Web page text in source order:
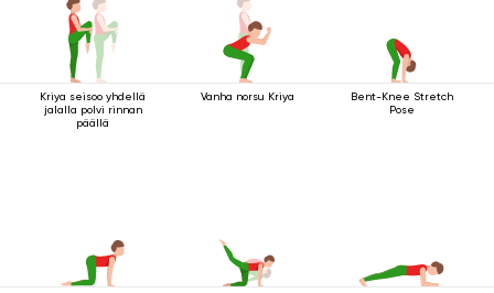
Kriya seisoo yhdellä
jalalla polvi rinnan
päällä
Vanha norsu Kriya
Bent-Knee Stretch
Pose